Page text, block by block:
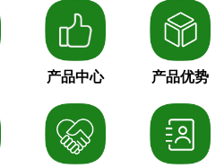
产品中心 产品优势